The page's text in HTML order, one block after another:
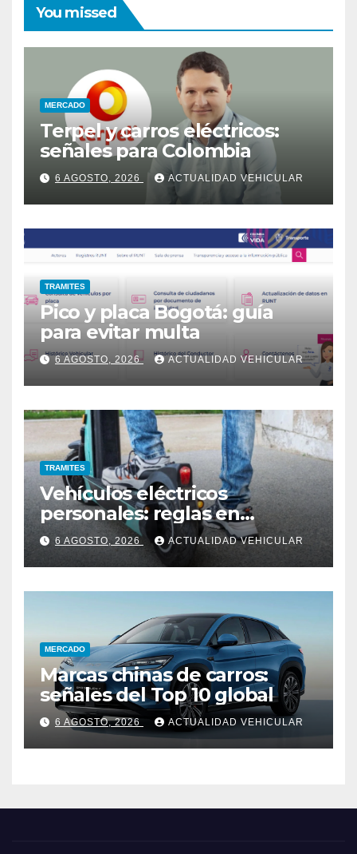
You missed
MERCADO
Terpel y carros eléctricos:
señales para Colombia
6 AGOSTO, 2026 ACTUALIDAD VEHICULAR
TRAMITES
Pico y placa Bogotá: guía
para evitar multa
6 AGOSTO, 2026 ACTUALIDAD VEHICULAR
TRAMITES
Vehículos eléctricos
personales: reglas en
Colombia
6 AGOSTO, 2026 ACTUALIDAD VEHICULAR
MERCADO
Marcas chinas de carros:
señales del Top 10 global
6 AGOSTO, 2026 ACTUALIDAD VEHICULAR